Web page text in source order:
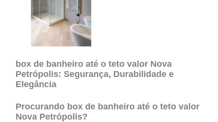
box de banheiro até o teto valor Nova
Petrópolis: Segurança, Durabilidade e
Elegância
Procurando box de banheiro até o teto valor
Nova Petrópolis?